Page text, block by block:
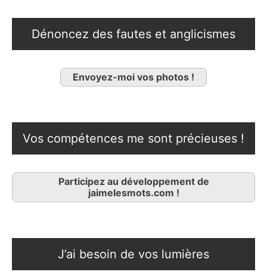
Dénoncez des fautes et anglicismes
Envoyez-moi vos photos !
Vos compétences me sont précieuses !
Participez au développement de
jaimelesmots.com !
J’ai besoin de vos lumières